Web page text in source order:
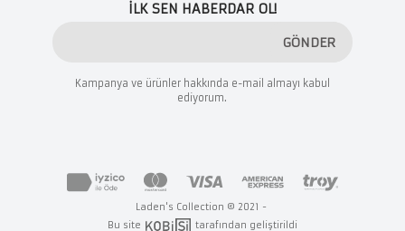
İLK SEN HABERDAR OL!
GÖNDER
Kampanya ve ürünler hakkında e-mail almayı kabul
ediyorum.
Laden's Collection © 2021 -
Bu site
tarafından geliştirildi